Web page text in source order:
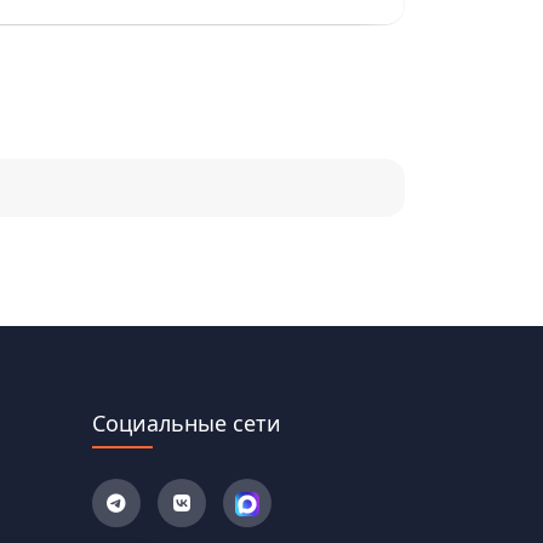
Социальные сети